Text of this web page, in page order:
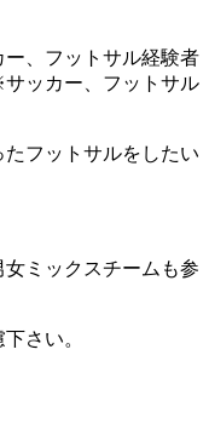
、フットサル経験者
ッカー、フットサル
フットサルをしたい
ミックスチームも参
さい。